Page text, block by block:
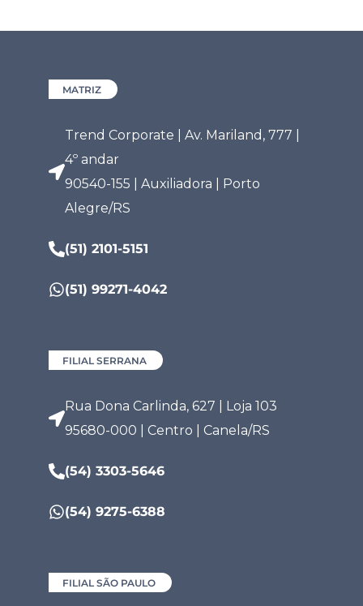
MATRIZ
Trend Corporate | Av. Mariland, 777 |
4º andar
90540-155 | Auxiliadora | Porto
Alegre/RS
(51) 2101-5151
(51) 99271-4042
FILIAL SERRANA
Rua Dona Carlinda, 627 | Loja 103
95680-000 | Centro | Canela/RS
(54) 3303-5646
(54) 9275-6388
FILIAL SÃO PAULO